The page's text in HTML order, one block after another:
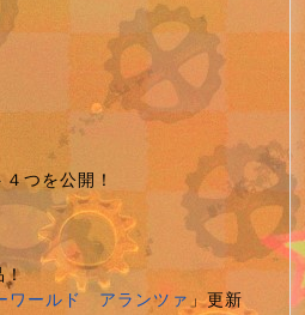
つを公開！
！
ワールド アランツァ」更新